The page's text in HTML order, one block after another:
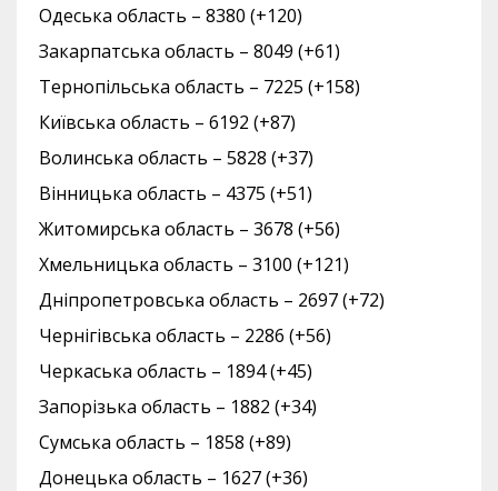
Одеська область – 8380 (+120)
Закарпатська область – 8049 (+61)
Тернопільська область – 7225 (+158)
Київська область – 6192 (+87)
Волинська область – 5828 (+37)
Вінницька область – 4375 (+51)
Житомирська область – 3678 (+56)
Хмельницька область – 3100 (+121)
Дніпропетровська область – 2697 (+72)
Чернігівська область – 2286 (+56)
Черкаська область – 1894 (+45)
Запорізька область – 1882 (+34)
Сумська область – 1858 (+89)
Донецька область – 1627 (+36)